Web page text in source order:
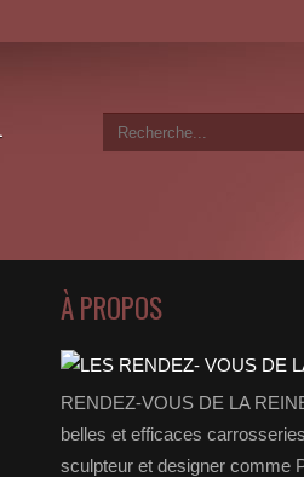
À PROPOS
RENDEZ-VOUS DE LA
belles et efficaces
sculpteur et designer comme